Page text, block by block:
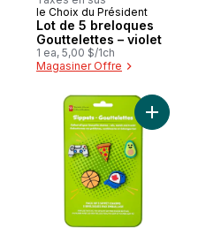
Coup de cœur
le Choix du Président
Lot de 5 breloques
Gouttelettes – violet
1 ea, 5,00 $/1ch
Magasiner Offre
Ajouter